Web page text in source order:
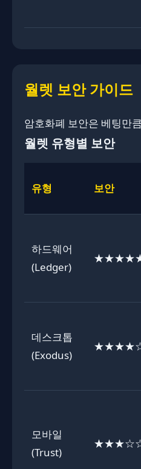
월렛 보안 가이드
암호화폐 보안은 베팅만
월렛 유형별 보안
유형 보안
하드웨어
(Ledger)
데스크톱
(Exodus)
모바일
(Trust)